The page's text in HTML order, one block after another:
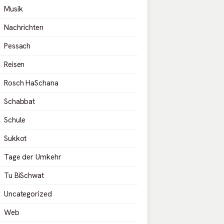
Musik
Nachrichten
Pessach
Reisen
Rosch HaSchana
Schabbat
Schule
Sukkot
Tage der Umkehr
Tu BiSchwat
Uncategorized
Web